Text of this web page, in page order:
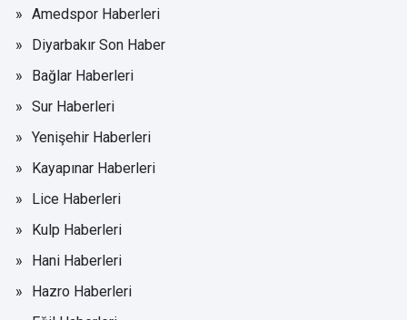
Amedspor Haberleri
Diyarbakır Son Haber
Bağlar Haberleri
Sur Haberleri
Yenişehir Haberleri
Kayapınar Haberleri
Lice Haberleri
Kulp Haberleri
Hani Haberleri
Hazro Haberleri